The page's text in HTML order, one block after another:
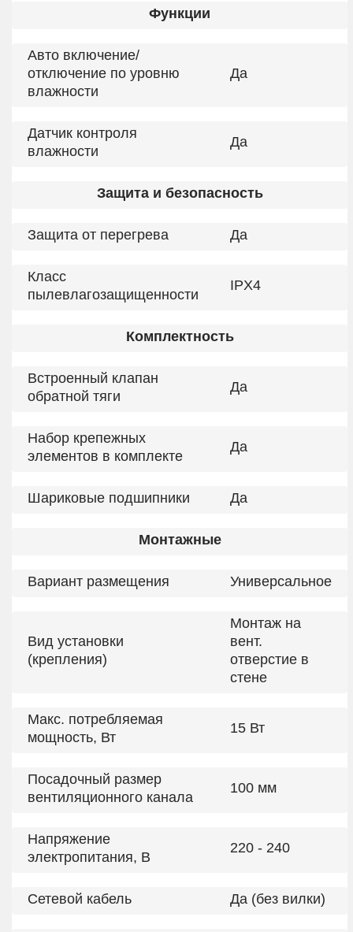
Функции
Авто включение/
отключение по уровню
влажности
Да
Датчик контроля
влажности
Да
Защита и безопасность
Защита от перегрева Да
Класс
пылевлагозащищенности
IPX4
Комплектность
Встроенный клапан
обратной тяги
Да
Набор крепежных
элементов в комплекте
Да
Шариковые подшипники Да
Монтажные
Вариант размещения Универсальное
Вид установки
(крепления)
Монтаж на
вент.
отверстие в
стене
Макс. потребляемая
мощность, Вт
15 Вт
Посадочный размер
вентиляционного канала
100 мм
Напряжение
электропитания, В
220 - 240
Сетевой кабель Да (без вилки)